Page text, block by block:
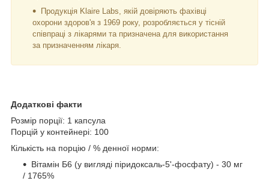
Продукція Klaire Labs, якій довіряють фахівці
охорони здоров'я з 1969 року, розробляється у тісній
співпраці з лікарями та призначена для використання
за призначенням лікаря.
Додаткові факти
Розмір порції: 1 капсула
Порцій у контейнері: 100
Кількість на порцію / % денної норми:
Вітамін Б6 (у вигляді піридоксаль-5'-фосфату) - 30 мг
/ 1765%